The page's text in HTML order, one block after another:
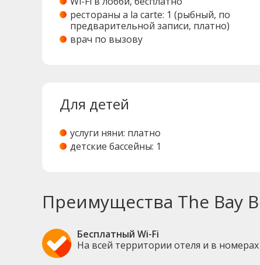
рестораны a la carte: 1 (рыбный, по
предварительной записи, платно)
врач по вызову
Для детей
услуги няни: платно
детские бассейны: 1
Преимущества The Bay
Бесплатный Wi-Fi
На всей территории отеля и в номерах